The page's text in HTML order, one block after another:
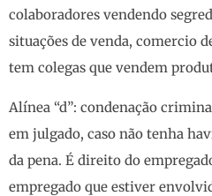
colaboradores vendendo
situações de venda, comercio
tem colegas que vendem
Alínea “d”: condenação
em julgado, caso não tenha
da pena. É direito do
empregado que estiver